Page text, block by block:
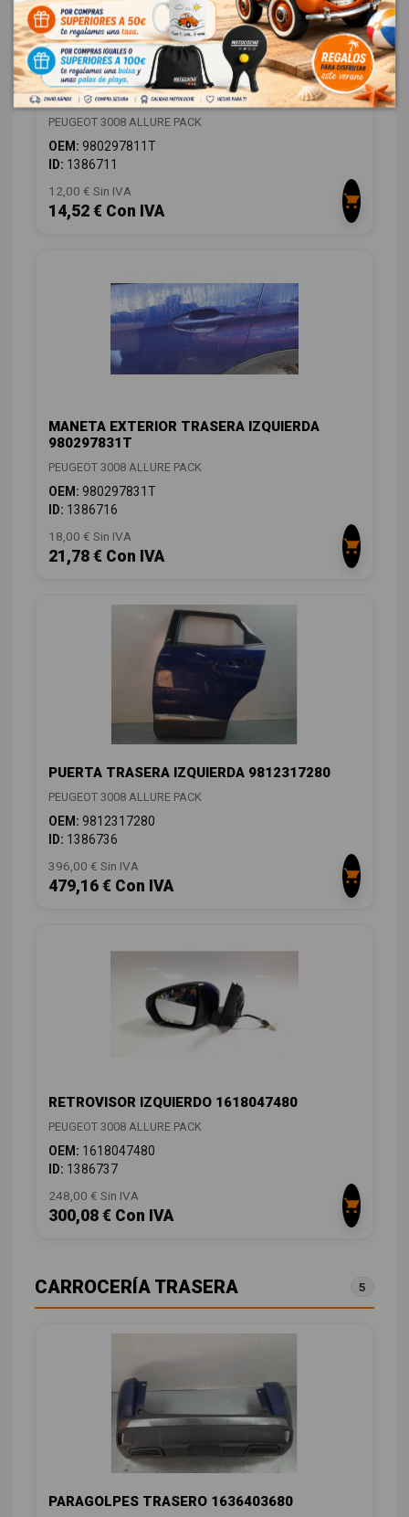
MANETA EXTERIOR DELANTERA IZQUIERDA
980297811T
PEUGEOT 3008 ALLURE PACK
OEM: 980297811T
ID: 1386711
12,00 € Sin IVA
14,52 € Con IVA
MANETA EXTERIOR TRASERA IZQUIERDA
980297831T
PEUGEOT 3008 ALLURE PACK
OEM: 980297831T
ID: 1386716
18,00 € Sin IVA
21,78 € Con IVA
PUERTA TRASERA IZQUIERDA 9812317280
PEUGEOT 3008 ALLURE PACK
OEM: 9812317280
ID: 1386736
396,00 € Sin IVA
479,16 € Con IVA
RETROVISOR IZQUIERDO 1618047480
PEUGEOT 3008 ALLURE PACK
OEM: 1618047480
ID: 1386737
248,00 € Sin IVA
300,08 € Con IVA
CARROCERÍA TRASERA 5
PARAGOLPES TRASERO 1636403680